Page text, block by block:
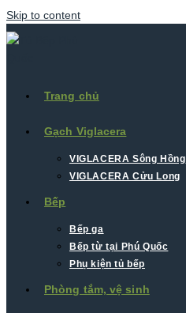
Skip to content
Trang chủ
Gạch Viglacera
VIGLACERA Sông Hồng
VIGLACERA Cửu Long
Bếp
Bếp ga
Bếp từ tại Phú Quốc
Phụ kiện tủ bếp
Phòng tắm, vệ sinh